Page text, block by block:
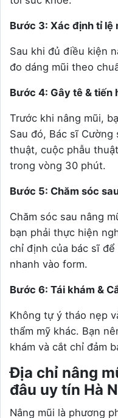
Bước 3: Xác định tỉ lệ
Sau khi đủ điều kiện
đo dáng mũi theo
Bước 4: Gây tê & tiến
Trước khi nâng mũi,
Sau đó, Bác sĩ
thuật, cuộc phẫu
trong vòng 30 phút.
Bước 5: Chăm sóc
Chăm sóc sau nâng
bạn phải thực hiện
chỉ định của bác sĩ
nhanh vào form.
Bước 6: Tái khám &
Không tự ý tháo nẹp
thẩm mỹ khác. Bạn
khám và cắt chỉ đảm
Địa chỉ nâng
đâu uy tín Hà
Nâng mũi là phương